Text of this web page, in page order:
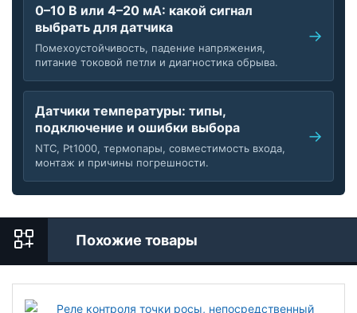
0–10 В или 4–20 мА: какой сигнал
выбрать для датчика
Помехоустойчивость, падение напряжения,
питание токовой петли и диагностика обрыва.
Датчики температуры: типы,
подключение и ошибки выбора
NTC, Pt1000, термопары, совместимость входа,
монтаж и причины погрешности.
Похожие товары